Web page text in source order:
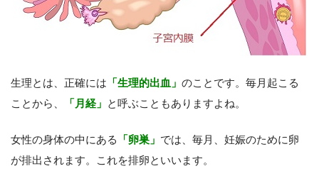
生理とは、正確には 「生理的出血」 のことです。毎月起こる
ことから、
「月経」 と呼ぶこともありますよね。
女性の身体の中にある 「卵巣」 では、毎月、妊娠のために卵
が排出されます。これを排卵といいます。